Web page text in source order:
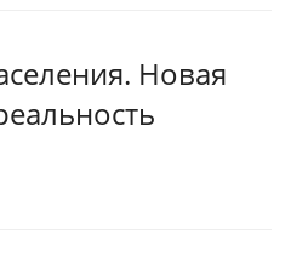
Новая